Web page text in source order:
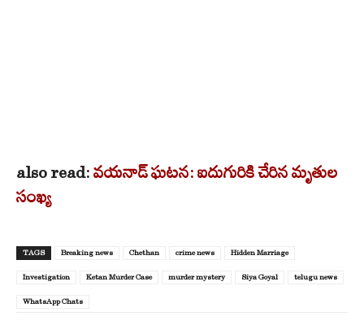
also read: వయనాడ్ ఘటన: ఐదుగురికి చేరిన మృతుల
సంఖ్య
TAGS Breaking news Chethan crime news Hidden Marriage
Investigation Ketan Murder Case murder mystery Siya Goyal telugu news
WhatsApp Chats